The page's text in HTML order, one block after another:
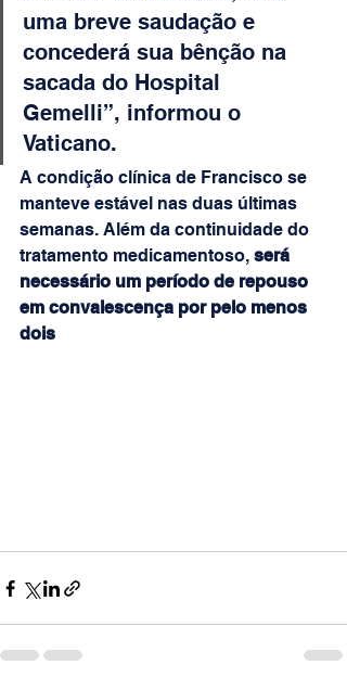
uma breve saudação e
concederá sua bênção na
sacada do Hospital
Gemelli”, informou o
Vaticano.
A condição clínica de Francisco se
manteve estável nas duas últimas
semanas. Além da continuidade do
tratamento medicamentoso, será
necessário um período de repouso
em convalescença por pelo menos
dois